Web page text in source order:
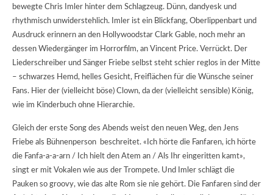
bewegte Chris Imler hinter dem Schlagzeug. Dünn, dandyesk und
rhythmisch unwiderstehlich. Imler ist ein Blickfang, Oberlippenbart und
Ausdruck erinnern an den Hollywoodstar Clark Gable, noch mehr an
dessen Wiedergänger im Horrorfilm, an Vincent Price. Verrückt. Der
Liederschreiber und Sänger Friebe selbst steht schier reglos in der Mitte
– schwarzes Hemd, helles Gesicht, Freiflächen für die Wünsche seiner
Fans. Hier der (vielleicht böse) Clown, da der (vielleicht sensible) König,
wie im Kinderbuch ohne Hierarchie.
Gleich der erste Song des Abends weist den neuen Weg, den Jens
Friebe als Bühnenperson beschreitet. «Ich hörte die Fanfaren, ich hörte
die Fanfa-a-a-arn / Ich hielt den Atem an / Als Ihr eingeritten kamt»,
singt er mit Vokalen wie aus der Trompete. Und Imler schlägt die
Pauken so groovy, wie das alte Rom sie nie gehört. Die Fanfaren sind der